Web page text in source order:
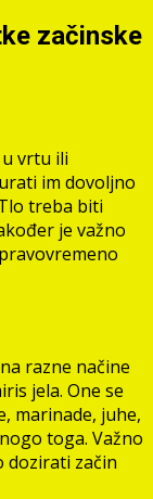
začinske
vrtu ili
im dovoljno
treba biti
je važno
razne načine
jela. One se
marinade, juhe,
toga. Važno
dozirati začin